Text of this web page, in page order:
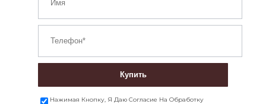
Купить
Нажимая Кнопку, Я Даю Согласие На Обработку